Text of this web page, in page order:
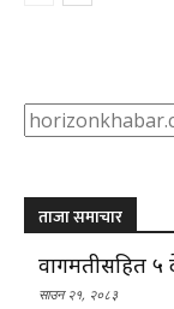
Search
ताजा समाचार
वागमतीसहित ५
साउन २१, २०८३